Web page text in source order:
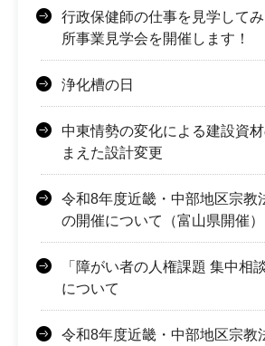
行政保健師の仕事を見学して
所事業見学会を開催します！
浄化槽の日
中東情勢の変化による建設資
まえた設計変更
令和8年度近畿・中部地区宗教
の開催について（富山県開催）
「障がい者の人権課題 集中相
について
令和8年度近畿・中部地区宗教